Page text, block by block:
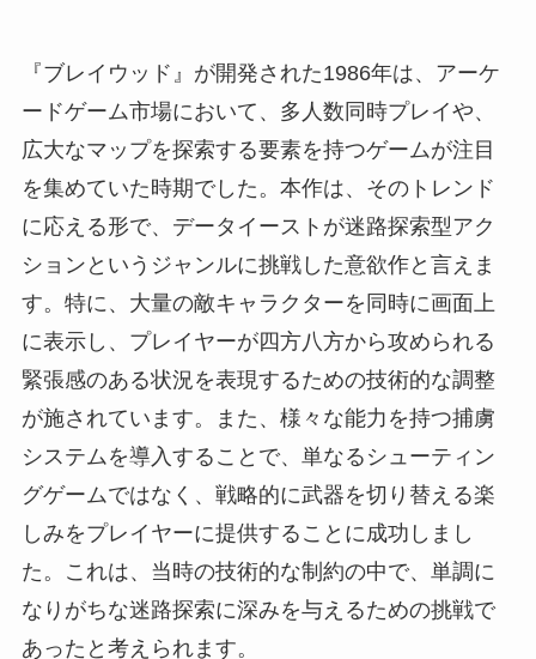
『ブレイウッド』が開発された1986年は、アーケ
ードゲーム市場において、多人数同時プレイや、
広大なマップを探索する要素を持つゲームが注目
を集めていた時期でした。本作は、そのトレンド
に応える形で、データイーストが迷路探索型アク
ションというジャンルに挑戦した意欲作と言えま
す。特に、大量の敵キャラクターを同時に画面上
に表示し、プレイヤーが四方八方から攻められる
緊張感のある状況を表現するための技術的な調整
が施されています。また、様々な能力を持つ捕虜
システムを導入することで、単なるシューティン
グゲームではなく、戦略的に武器を切り替える楽
しみをプレイヤーに提供することに成功しまし
た。これは、当時の技術的な制約の中で、単調に
なりがちな迷路探索に深みを与えるための挑戦で
あったと考えられます。